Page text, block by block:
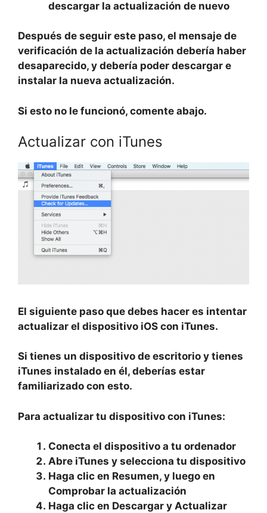
descargar la actualización de nuevo
Después de seguir este paso, el mensaje de
verificación de la actualización debería haber
desaparecido, y debería poder descargar e
instalar la nueva actualización.
Si esto no le funcionó, comente abajo.
Actualizar con iTunes
El siguiente paso que debes hacer es intentar
actualizar el dispositivo iOS con iTunes.
Si tienes un dispositivo de escritorio y tienes
iTunes instalado en él, deberías estar
familiarizado con esto.
Para actualizar tu dispositivo con iTunes:
Conecta el dispositivo a tu ordenador
Abre iTunes y selecciona tu dispositivo
Haga clic en Resumen, y luego en
Comprobar la actualización
Haga clic en Descargar y Actualizar